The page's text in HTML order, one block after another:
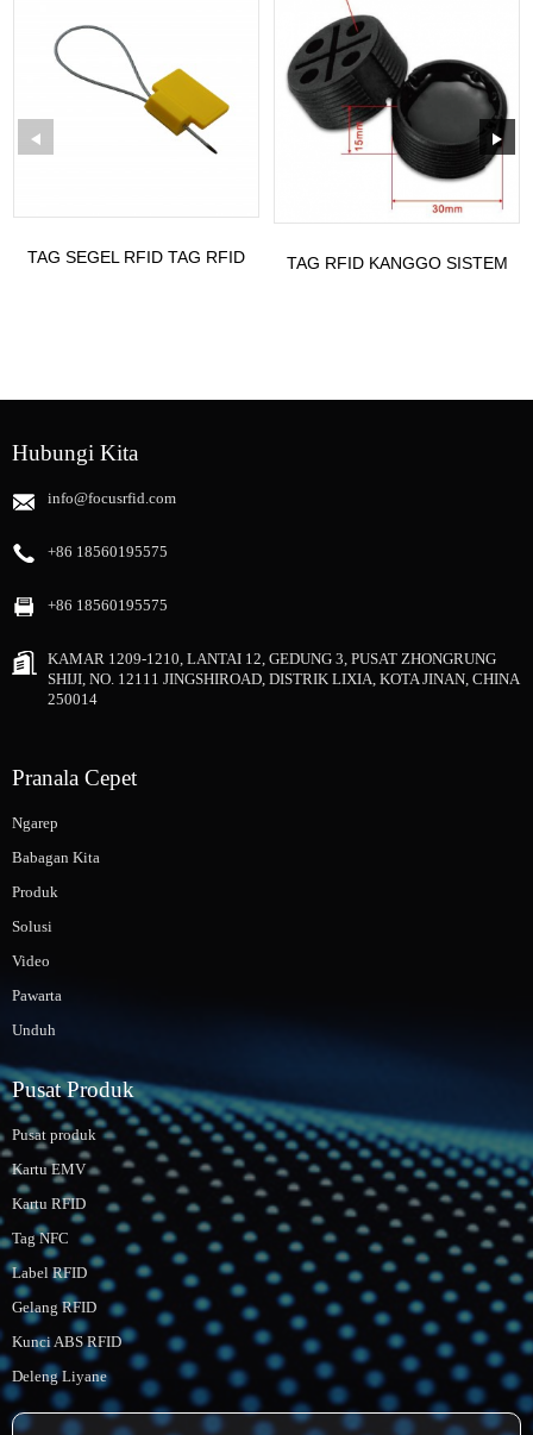
TAG SEGEL RFID TAG RFID
TAG RFID KANGGO SISTEM
Hubungi Kita
info@focusrfid.com
+86 18560195575
+86 18560195575
KAMAR 1209-1210, LANTAI 12, GEDUNG 3, PUSAT ZHONGRUNG
SHIJI, NO. 12111 JINGSHIROAD, DISTRIK LIXIA, KOTA JINAN, CHINA
250014
Pranala Cepet
Ngarep
Babagan Kita
Produk
Solusi
Video
Pawarta
Unduh
Pusat Produk
Pusat produk
Kartu EMV
Kartu RFID
Tag NFC
Label RFID
Gelang RFID
Kunci ABS RFID
Deleng Liyane